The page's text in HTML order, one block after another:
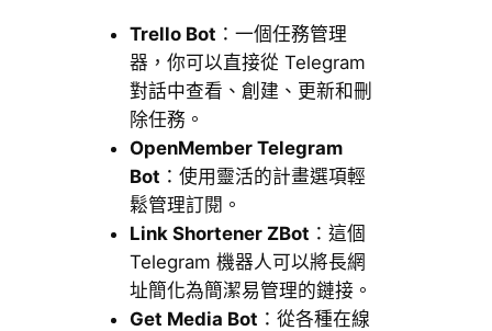
Trello Bot ：一個任務管理
器，你可以直接從 Telegram
對話中查看、創建、更新和刪
除任務。
OpenMember Telegram
Bot ：使用靈活的計畫選項輕
鬆管理訂閱。
Link Shortener ZBot ：這個
Telegram 機器人可以將長網
址簡化為簡潔易管理的鏈接。
Get Media Bot ：從各種在線